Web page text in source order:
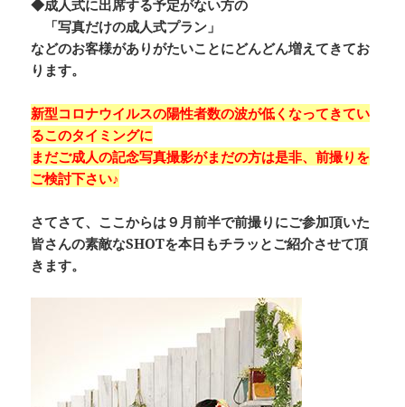
◆成人式に出席する予定がない方の
「写真だけの成人式プラン」
などのお客様がありがたいことにどんどん増えてきてお
ります。
新型コロナウイルスの陽性者数の波が低くなってきてい
るこのタイミングに
まだご成人の記念写真撮影がまだの方は是非、前撮りを
ご検討下さい♪
さてさて、ここからは９月前半で前撮りにご参加頂いた
皆さんの素敵なSHOTを本日もチラッとご紹介させて頂
きます。